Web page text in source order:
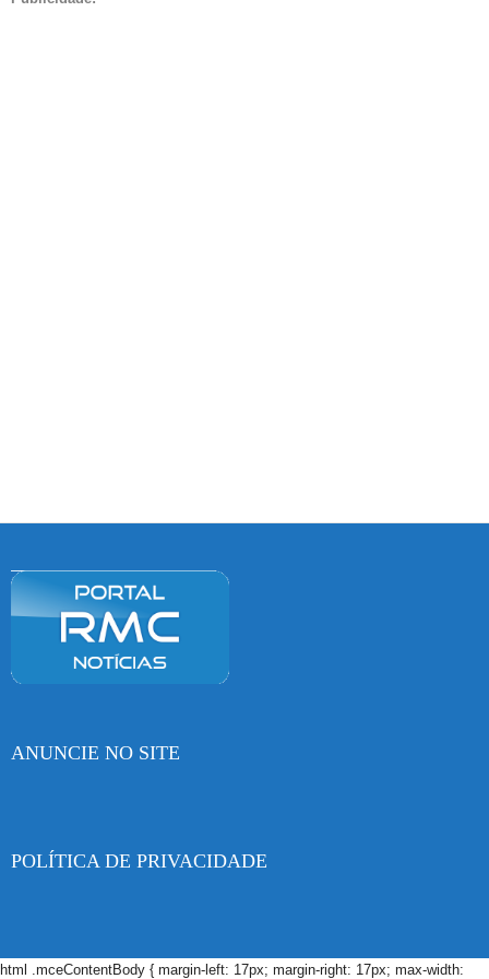
ANUNCIE NO SITE
POLÍTICA DE PRIVACIDADE
html .mceContentBody { margin-left: 17px; margin-right: 17px; max-width: